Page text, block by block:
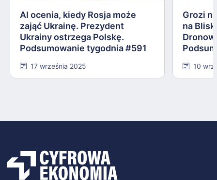
AI ocenia, kiedy Rosja może
zająć Ukrainę. Prezydent
Ukrainy ostrzega Polskę.
Podsumowanie tygodnia #591
17 września 2025
Grozi
na
10